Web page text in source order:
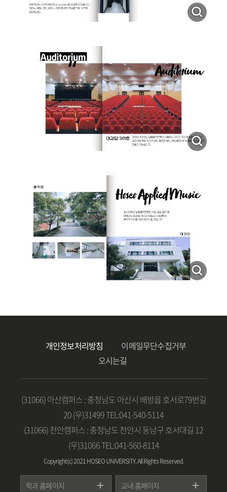
학
서
비
뉴
개인정보처리방침
이메일무단수집거부
오시는길
(31066) 아산캠퍼스 : 충청남도 아산시 배방읍 호서로79번길
20 (우)31499 TEL:041-540-5114
(31066) 천안캠퍼스 : 충청남도 천안시 동남구 호서대길 12
(우)31066 TEL:041-560-8114
Copyright(c) 2021 HOSEO UNIVERSITY. All Rights Reserved.
학과 홈페이지
기독교학과 교내 홈페이지
포털시스템